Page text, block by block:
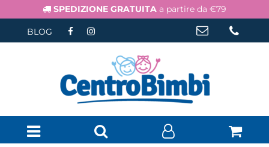
SPEDIZIONE GRATUITA a partire da €79
BLOG
Open menu